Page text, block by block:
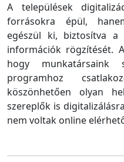
A települések
forrásokra épül,
egészül ki, biztosítva a
információk rögzítését.
hogy munkatársaink
programhoz
köszönhetően olyan
szereplők is
nem voltak online